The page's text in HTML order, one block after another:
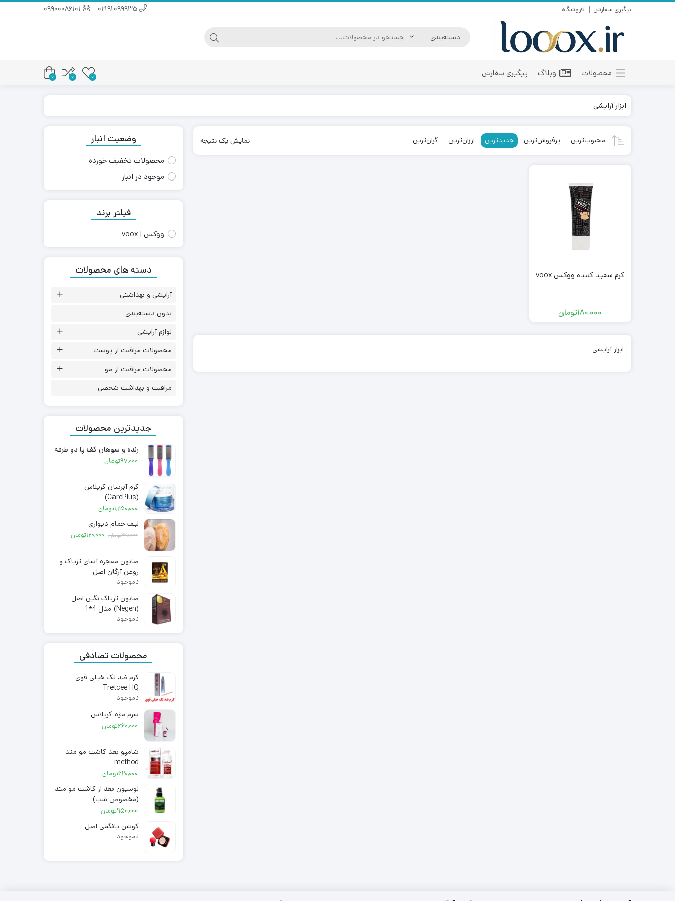
پیگیری سفارش فروشگاه
محصولات وبلاگ پیگیری سفارش 0
0
0
ابزار آرایشی
محبوب‌ترین پرفروش‌ترین جدیدترین ارزان‌ترین گران‌ترین نمایش یک نتیجه
کرم سفید کننده ووکس voox
180,000تومان
ابزار آرایشی
وضعیت انبار
محصولات تخفیف خورده
موجود در انبار
فیلتر برند
ووکس | voox
دسته های محصولات
آرایشی و بهداشتی
بدون دسته‌بندی
لوازم آرایشی
محصولات مراقبت از پوست
محصولات مراقبت از مو
مراقبت و بهداشت شخصی
جدیدترین محصولات
رنده و سوهان کف پا دو طرفه
97,000تومان
کرم آبرسان کرپلاس
(CarePlus)
1,250,000تومان
لیف حمام دیواری
207,000تومان قیمت
207,000تومان
بود.
120,000تومان
120,000تومان.صابون معجزه آسای تریاک و
روغن آرگان اصل
ناموجود
صابون تریاک نگین اصل
(Negen) مدل 4*1
ناموجود
محصولات تصادفی
کرم ضد لک خیلی قوی
Tretcee HQ
ناموجود
سرم مژه کرپلاس
660,000تومان
شامپو بعد کاشت مو متد
method
620,000تومان
لوسیون بعد از کاشت مو متد
(مخصوص شب)
950,000تومان
کوشن یانگمی اصل
ناموجود